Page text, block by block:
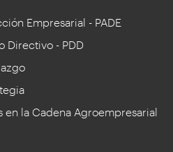
Empresarial - PADE
Directivo - PDD
en la Cadena Agroempresarial